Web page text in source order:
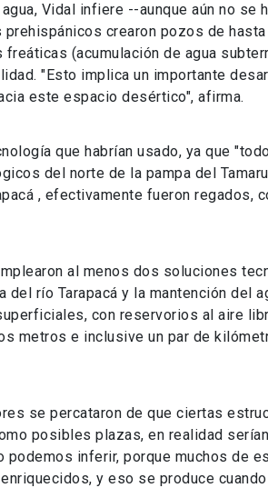
Vidal infiere --aunque aún no se
crearon pozos de
(acumulación de agua
"Esto implica un importante
este espacio desértico", afirma.
que habrían usado, ya que
del norte de la pampa del
, efectivamente fueron regados,
al menos dos soluciones
del río Tarapacá y la mantención del
con reservorios al aire
metros e inclusive un par de
se percataron de que ciertas
posibles plazas, en realidad
podemos inferir, porque muchos de
y eso se produce